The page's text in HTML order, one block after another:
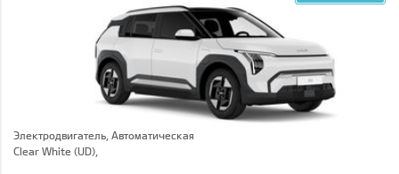
Электродвигатель, Автоматическая
Clear White (UD),